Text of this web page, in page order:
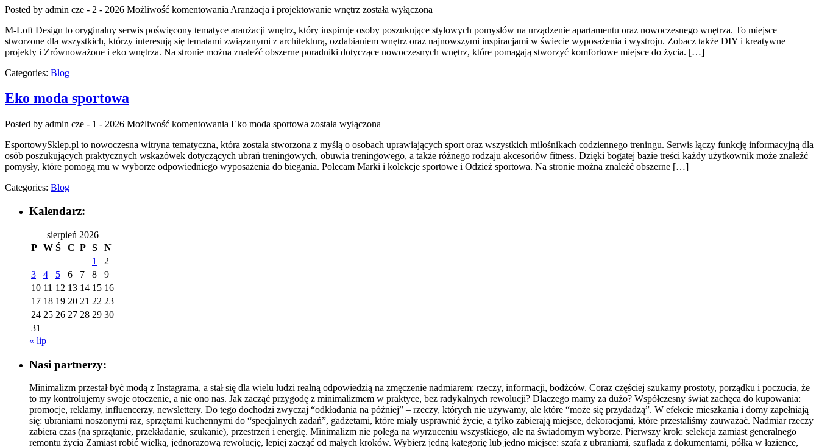
Posted by admin cze - 2 - 2026 Możliwość komentowania Aranżacja i projektowanie wnętrz została wyłączona
M-Loft Design to oryginalny serwis poświęcony tematyce aranżacji wnętrz, który inspiruje osoby poszukujące stylowych pomysłów na urządzenie apartamentu oraz nowoczesnego wnętrza. To miejsce
stworzone dla wszystkich, którzy interesują się tematami związanymi z architekturą, ozdabianiem wnętrz oraz najnowszymi inspiracjami w świecie wyposażenia i wystroju. Zobacz także DIY i kreatywne
projekty i Zrównoważone i eko wnętrza. Na stronie można znaleźć obszerne poradniki dotyczące nowoczesnych wnętrz, które pomagają stworzyć komfortowe miejsce do życia. […]
Categories: Blog
Eko moda sportowa
Posted by admin cze - 1 - 2026 Możliwość komentowania Eko moda sportowa została wyłączona
EsportowySklep.pl to nowoczesna witryna tematyczna, która została stworzona z myślą o osobach uprawiających sport oraz wszystkich miłośnikach codziennego treningu. Serwis łączy funkcję informacyjną dla
osób poszukujących praktycznych wskazówek dotyczących ubrań treningowych, obuwia treningowego, a także różnego rodzaju akcesoriów fitness. Dzięki bogatej bazie treści każdy użytkownik może znaleźć
pomysły, które pomogą mu w wyborze odpowiedniego wyposażenia do biegania. Polecam Marki i kolekcje sportowe i Odzież sportowa. Na stronie można znaleźć obszerne […]
Categories: Blog
Kalendarz:
sierpień 2026
P W Ś C P S
N
1
2
3
4 5 6 7 8
9
10 11 12 13 14 15 16
17 18 19 20 21 22 23
24 25 26 27 28 29 30
31
« lip
Nasi partnerzy:
Minimalizm przestał być modą z Instagrama, a stał się dla wielu ludzi realną odpowiedzią na zmęczenie nadmiarem: rzeczy, informacji, bodźców. Coraz częściej szukamy prostoty, porządku i poczucia, że
to my kontrolujemy swoje otoczenie, a nie ono nas. Jak zacząć przygodę z minimalizmem w praktyce, bez radykalnych rewolucji? Dlaczego mamy za dużo? Współczesny świat zachęca do kupowania:
promocje, reklamy, influencerzy, newslettery. Do tego dochodzi zwyczaj “odkładania na później” – rzeczy, których nie używamy, ale które “może się przydadzą”. W efekcie mieszkania i domy zapełniają
się: ubraniami noszonymi raz, sprzętami kuchennymi do “specjalnych zadań”, gadżetami, które miały usprawnić życie, a tylko zabierają miejsce, dekoracjami, które przestaliśmy zauważać. Nadmiar rzeczy
zabiera czas (na sprzątanie, przekładanie, szukanie), przestrzeń i energię. Minimalizm nie polega na wyrzuceniu wszystkiego, ale na świadomym wyborze. Pierwszy krok: selekcja zamiast generalnego
remontu życia Zamiast robić wielką, jednorazową rewolucję, lepiej zacząć od małych kroków. Wybierz jedną kategorię lub jedno miejsce: szafa z ubraniami, szuflada z dokumentami, półka w łazience,